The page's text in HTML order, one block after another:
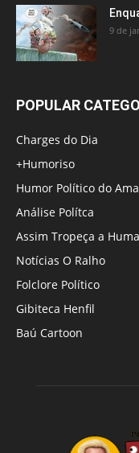
9 de
POPULAR
Charges do Dia
+Humoriso
Humor Político do
Análise Polítca
Assim Tropeça a
Notícias O Ralho
Folclore Político
Gibiteca Henfil
Baú Cartoon